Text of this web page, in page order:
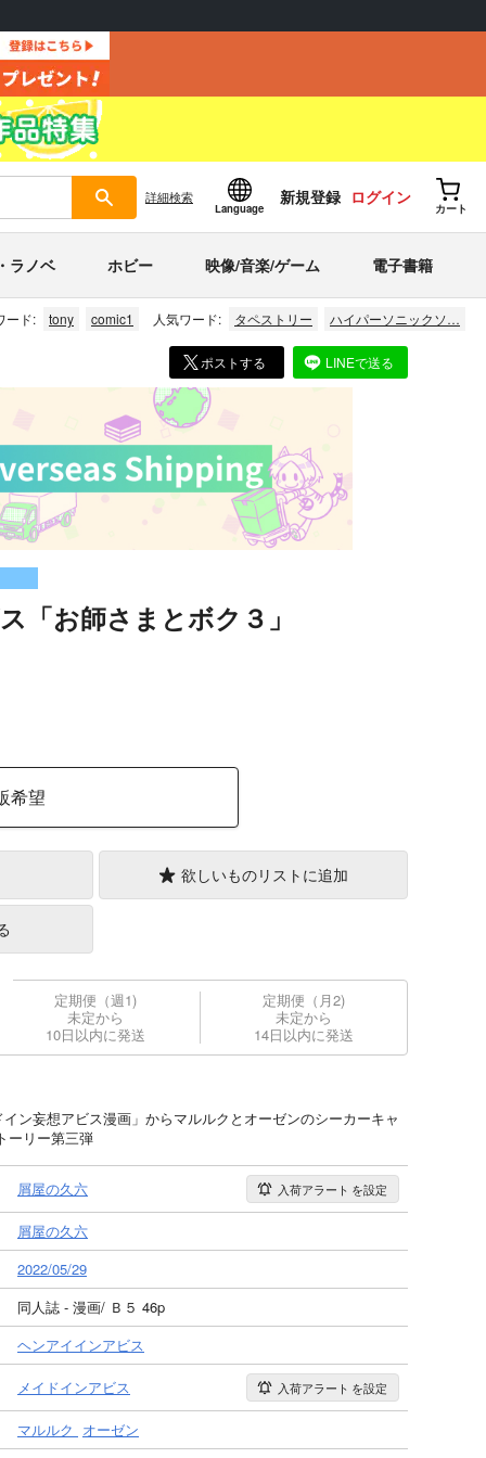
詳細検索
Language
新規登録 ログイン
カート
ラノベ ホビー 映像/音楽/ゲーム 電子書籍
ード: tony comic1 人気ワード: タペストリー ハイパーソニックソ…
ポストする LINEで送る
「お師さまとボク３」
希望
欲しいものリストに追加
定期便（週1)
未定から
10日以内に発送
定期便（月2)
未定から
14日以内に発送
ン妄想アビス漫画」からマルルクとオーゼンのシーカーキャ
ーリー第三弾
屑屋の久六 入荷アラート を設定
屑屋の久六
2022/05/29
同人誌 - 漫画/ Ｂ５ 46p
ヘンアイインアビス
メイドインアビス 入荷アラート を設定
マルルク オーゼン